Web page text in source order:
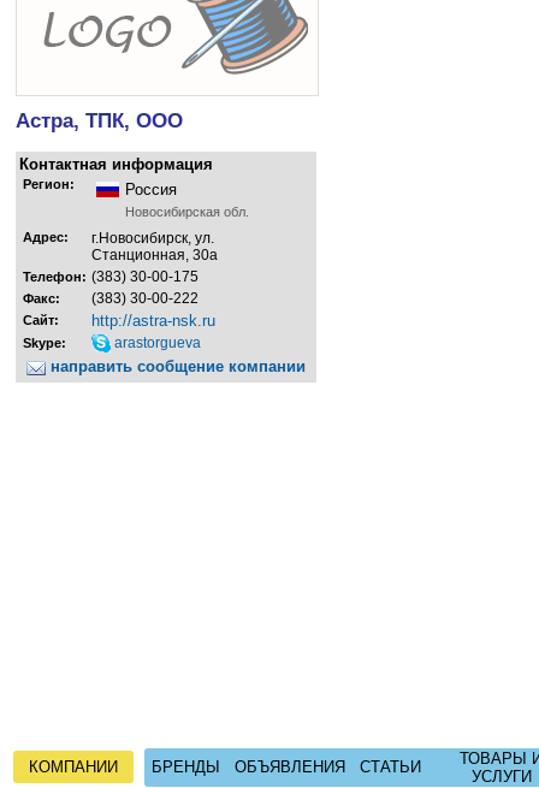
Астра, ТПК, ООО
Контактная информация
Регион: Россия
Новосибирская обл.
Адрес:
г.Новосибирск, ул.
Станционная, 30а
Телефон: (383) 30-00-175
Факс: (383) 30-00-222
Сайт: http://astra-nsk.ru
Skype: arastorgueva
направить сообщение компании
КОМПАНИИ БРЕНДЫ ОБЪЯВЛЕНИЯ СТАТЬИ
ТОВАРЫ
УСЛУГИ